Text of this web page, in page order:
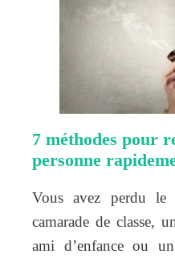
7 méthodes pour
personne
Vous avez perdu le
camarade de classe,
ami d’enfance ou